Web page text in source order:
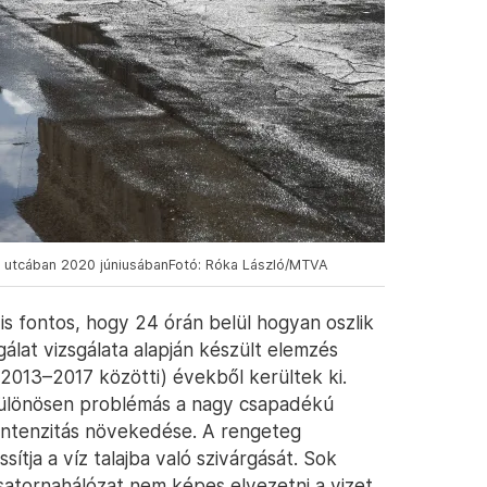
2020 júniusábanFotó: Róka László/MTVA
fontos, hogy 24 órán belül hogyan oszlik
vizsgálata alapján készült elemzés
közötti) évekből kerültek ki.
problémás a nagy csapadékú
növekedése. A rengeteg
a víz talajba való szivárgását. Sok